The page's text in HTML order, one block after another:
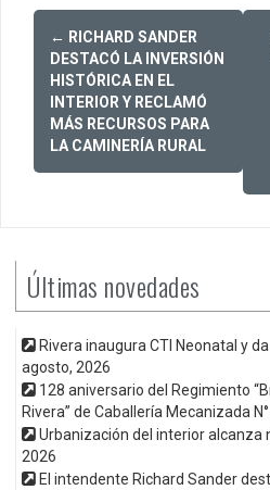
Post
navigation
← RICHARD SANDER
DESTACÓ LA INVERSIÓN
HISTÓRICA EN EL
INTERIOR Y RECLAMÓ
MÁS RECURSOS PARA
LA CAMINERÍA RURAL
Últimas novedades
Rivera inaugura CTI Neonatal y
agosto, 2026
128 aniversario del Regimiento
Rivera” de Caballería Mecanizada
Urbanización del interior alcanza
2026
El intendente Richard Sander